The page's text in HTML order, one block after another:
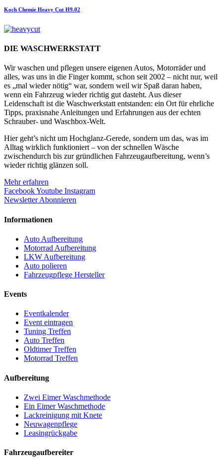
Koch Chemie Heavy Cut H9.02
DIE WASCHWERKSTATT
Wir waschen und pflegen unsere eigenen Autos, Motorräder und
alles, was uns in die Finger kommt, schon seit 2002 – nicht nur, weil
es „mal wieder nötig“ war, sondern weil wir Spaß daran haben,
wenn ein Fahrzeug wieder richtig gut dasteht. Aus dieser
Leidenschaft ist die Waschwerkstatt entstanden: ein Ort für ehrliche
Tipps, praxisnahe Anleitungen und Erfahrungen aus der echten
Schrauber- und Waschbox-Welt.
Hier geht’s nicht um Hochglanz-Gerede, sondern um das, was im
Alltag wirklich funktioniert – von der schnellen Wäsche
zwischendurch bis zur gründlichen Fahrzeugaufbereitung, wenn’s
wieder richtig glänzen soll.
Mehr erfahren
FacebookYoutube Instagram
Newsletter Abonnieren
Informationen
Auto Aufbereitung
Motorrad Aufbereitung
LKW Aufbereitung
Auto polieren
Fahrzeugpflege Hersteller
Events
Eventkalender
Event eintragen
Tuning Treffen
Auto Treffen
Oldtimer Treffen
Motorrad Treffen
Aufbereitung
Zwei Eimer Waschmethode
Ein Eimer Waschmethode
Lackreinigung mit Knete
Neuwagenpflege
Leasingrückgabe
Fahrzeugaufbereiter